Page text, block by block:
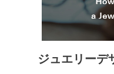
ジュエリーデ